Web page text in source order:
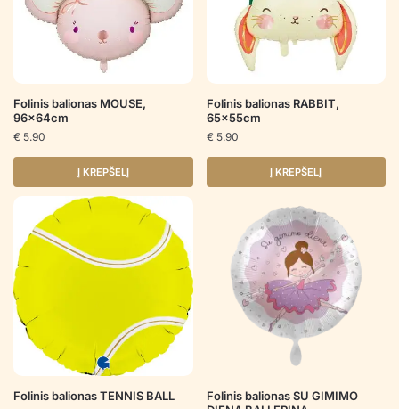
Folinis balionas MOUSE,
96x64cm
€ 5.90
Į KREPŠELĮ
Folinis balionas RABBIT,
65x55cm
€ 5.90
Į KREPŠELĮ
Folinis balionas TENNIS BALL
Folinis balionas SU GIMIMO